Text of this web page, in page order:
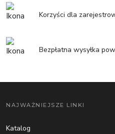
Korzyści dla
Bezpłatna wysyłka
NAJWAŻNIEJSZE LINKI
Katalog